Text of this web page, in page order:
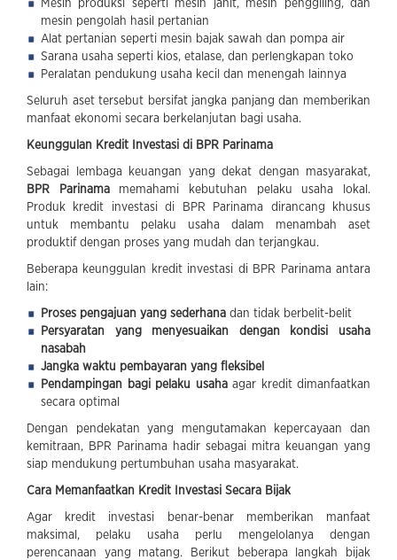
Mesin produksi seperti mesin jahit, mesin penggiling, dan
mesin pengolah hasil pertanian
Alat pertanian seperti mesin bajak sawah dan pompa air
Sarana usaha seperti kios, etalase, dan perlengkapan toko
Peralatan pendukung usaha kecil dan menengah lainnya
Seluruh aset tersebut bersifat jangka panjang dan memberikan
manfaat ekonomi secara berkelanjutan bagi usaha.
Keunggulan Kredit Investasi di BPR Parinama
Sebagai lembaga keuangan yang dekat dengan masyarakat,
BPR Parinamamemahami kebutuhan pelaku usaha lokal.
Produk kredit investasi di BPR Parinama dirancang khusus
untuk membantu pelaku usaha dalam menambah aset
produktif dengan proses yang mudah dan terjangkau.
Beberapa keunggulan kredit investasi di BPR Parinama antara
lain:
Proses pengajuan yang sederhana dan tidak berbelit-belit
Persyaratan yang menyesuaikan dengan kondisi usaha
nasabah
Jangka waktu pembayaran yang fleksibel
Pendampingan bagi pelaku usahaagar kredit dimanfaatkan
secara optimal
Dengan pendekatan yang mengutamakan kepercayaan dan
kemitraan, BPR Parinama hadir sebagai mitra keuangan yang
siap mendukung pertumbuhan usaha masyarakat.
Cara Memanfaatkan Kredit Investasi Secara Bijak
Agar kredit investasi benar-benar memberikan manfaat
maksimal, pelaku usaha perlu mengelolanya dengan
perencanaan yang matang. Berikut beberapa langkah bijak